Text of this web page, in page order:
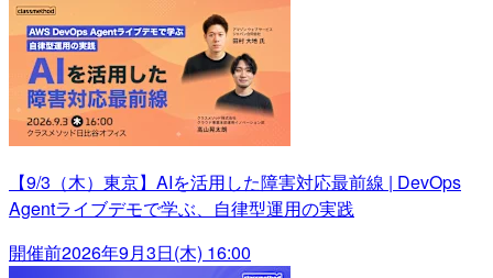
【9/3（木）東京】AIを活用した障害対応最前線 | DevOps
Agentライブデモで学ぶ、自律型運用の実践
開催前2026年9月3日(木) 16:00